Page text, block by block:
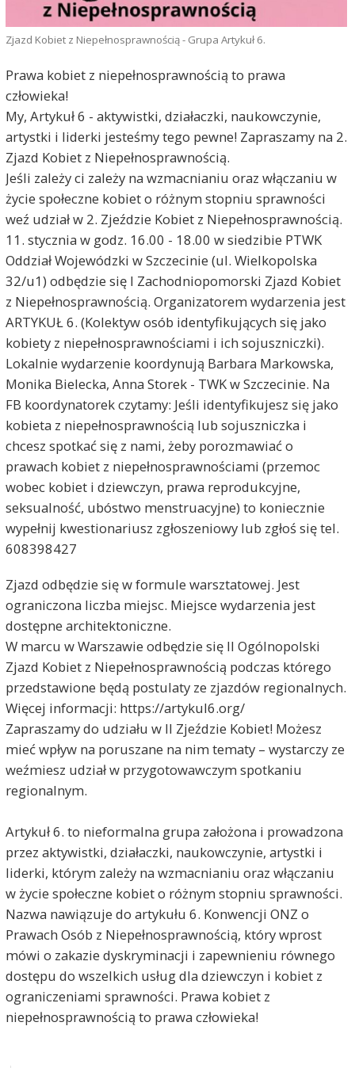
Zjazd Kobiet z Niepełnosprawnością - Grupa Artykuł 6.
Prawa kobiet z niepełnosprawnością to prawa
człowieka!
My, Artykuł 6 - aktywistki, działaczki, naukowczynie,
artystki i liderki jesteśmy tego pewne! Zapraszamy na 2.
Zjazd Kobiet z Niepełnosprawnością.
Jeśli zależy ci zależy na wzmacnianiu oraz włączaniu w
życie społeczne kobiet o różnym stopniu sprawności
weź udział w 2. Zjeździe Kobiet z Niepełnosprawnością.
11. stycznia w godz. 16.00 - 18.00 w siedzibie PTWK
Oddział Wojewódzki w Szczecinie (ul. Wielkopolska
32/u1) odbędzie się I Zachodniopomorski Zjazd Kobiet
z Niepełnosprawnością. Organizatorem wydarzenia jest
ARTYKUŁ 6. (Kolektyw osób identyfikujących się jako
kobiety z niepełnosprawnościami i ich sojuszniczki).
Lokalnie wydarzenie koordynują Barbara Markowska,
Monika Bielecka, Anna Storek - TWK w Szczecinie. Na
FB koordynatorek czytamy: Jeśli identyfikujesz się jako
kobieta z niepełnosprawnością lub sojuszniczka i
chcesz spotkać się z nami, żeby porozmawiać o
prawach kobiet z niepełnosprawnościami (przemoc
wobec kobiet i dziewczyn, prawa reprodukcyjne,
seksualność, ubóstwo menstruacyjne) to koniecznie
wypełnij kwestionariusz zgłoszeniowy lub zgłoś się tel.
608398427
Zjazd odbędzie się w formule warsztatowej. Jest
ograniczona liczba miejsc. Miejsce wydarzenia jest
dostępne architektoniczne.
W marcu w Warszawie odbędzie się II Ogólnopolski
Zjazd Kobiet z Niepełnosprawnością podczas którego
przedstawione będą postulaty ze zjazdów regionalnych.
Więcej informacji: https://artykul6.org/
Zapraszamy do udziału w II Zjeździe Kobiet! Możesz
mieć wpływ na poruszane na nim tematy – wystarczy ze
weźmiesz udział w przygotowawczym spotkaniu
regionalnym.
Artykuł 6. to nieformalna grupa założona i prowadzona
przez aktywistki, działaczki, naukowczynie, artystki i
liderki, którym zależy na wzmacnianiu oraz włączaniu
w życie społeczne kobiet o różnym stopniu sprawności.
Nazwa nawiązuje do artykułu 6. Konwencji ONZ o
Prawach Osób z Niepełnosprawnością, który wprost
mówi o zakazie dyskryminacji i zapewnieniu równego
dostępu do wszelkich usług dla dziewczyn i kobiet z
ograniczeniami sprawności. Prawa kobiet z
niepełnosprawnością to prawa człowieka!